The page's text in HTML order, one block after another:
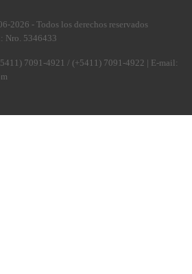
2026 - Todos los derechos reservados
Nro. 5346433
7091-4921 / (+5411) 7091-4922 | E-mail: